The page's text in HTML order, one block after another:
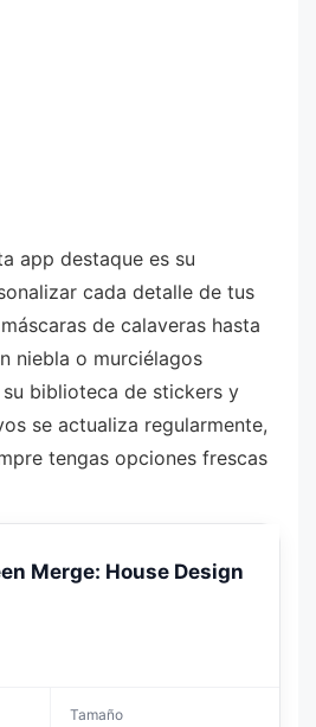
app destaque es su
cada detalle de tus
de calaveras hasta
niebla o murciélagos
biblioteca de stickers y
se actualiza regularmente,
tengas opciones frescas
Merge: House Design
Tamaño